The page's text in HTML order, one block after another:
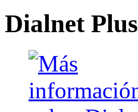
Dialnet Plus